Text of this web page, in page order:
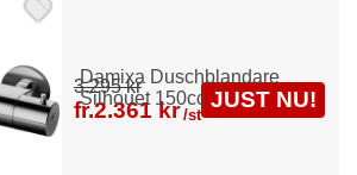
Damixa Duschblandare
Silhouet 150cc
3.295 kr
fr.2.361 kr /st
JUST NU!